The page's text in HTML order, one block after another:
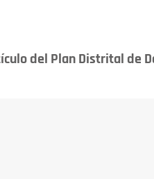
del Plan Distrital de